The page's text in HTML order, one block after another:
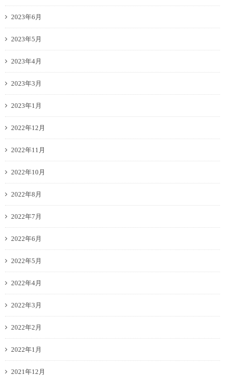
2023年6月
2023年5月
2023年4月
2023年3月
2023年1月
2022年12月
2022年11月
2022年10月
2022年8月
2022年7月
2022年6月
2022年5月
2022年4月
2022年3月
2022年2月
2022年1月
2021年12月